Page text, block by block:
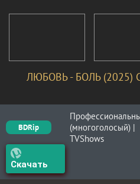
ЛЮБОВЬ - БОЛЬ (2025)
BDRip
(многоголосый) |
TVShows
Скачать